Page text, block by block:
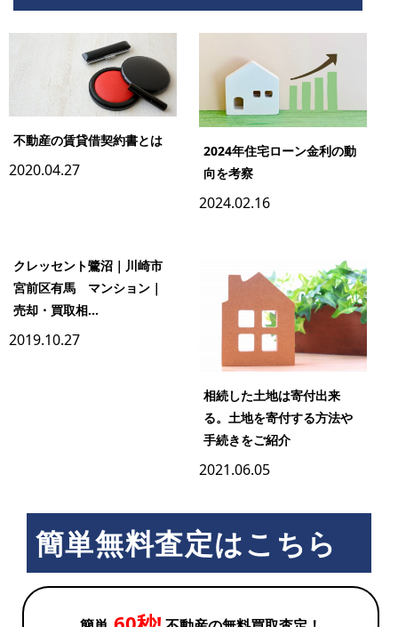
不動産の賃貸借契約書とは
2020.04.27
2024年住宅ローン金利の動
向を考察
2024.02.16
クレッセント鷺沼｜川崎市
宮前区有馬 マンション｜
売却・買取相...
2019.10.27
相続した土地は寄付出来
る。土地を寄付する方法や
手続きをご紹介
2021.06.05
簡単無料査定はこちら